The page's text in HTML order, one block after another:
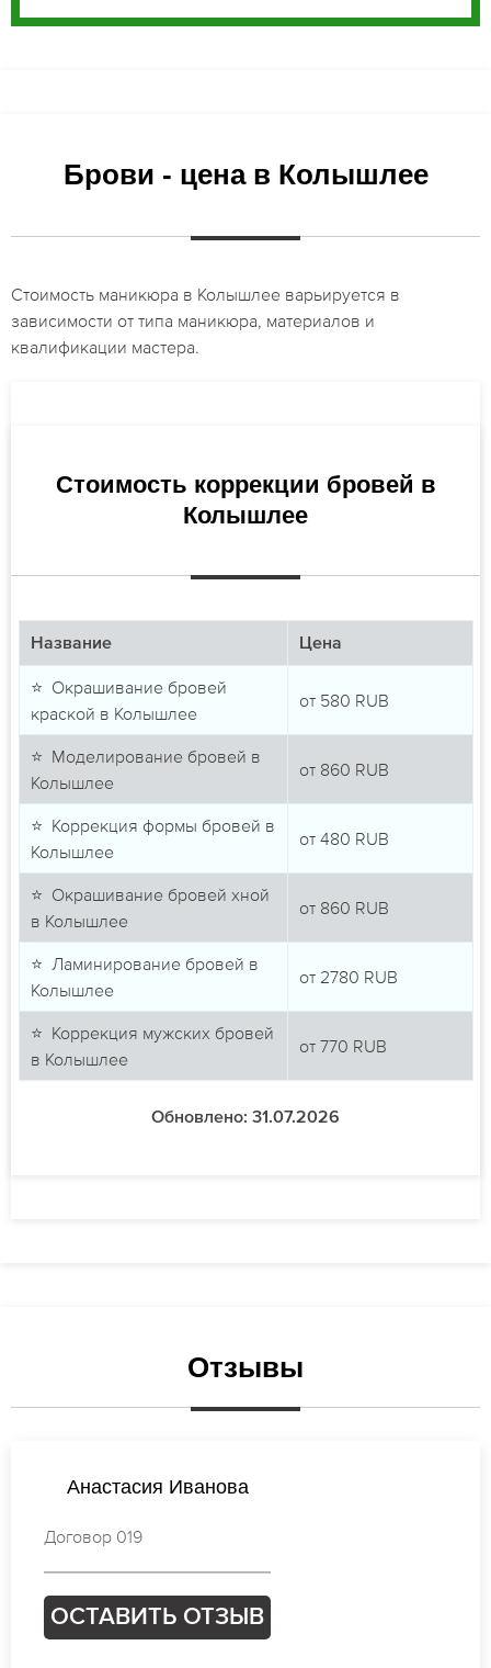
Брови - цена в Колышлее
Стоимость маникюра в Колышлее варьируется в
зависимости от типа маникюра, материалов и
квалификации мастера.
Стоимость коррекции бровей в
Колышлее
Название Цена
⭐ Окрашивание бровей
краской в Колышлее
от 580 RUB
⭐ Моделирование бровей в
Колышлее
от 860 RUB
⭐ Коррекция формы бровей в
Колышлее
от 480 RUB
⭐ Окрашивание бровей хной
в Колышлее
от 860 RUB
⭐ Ламинирование бровей в
Колышлее
от 2780 RUB
⭐ Коррекция мужских бровей
в Колышлее
от 770 RUB
Обновлено: 31.07.2026
Отзывы
Валентина Новикова
Договор 896
ОСТАВИТЬ ОТЗЫВ